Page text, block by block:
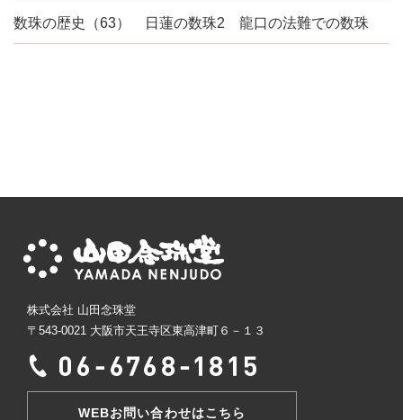
数珠の歴史（63） 日蓮の数珠2 龍口の法難での数珠
株式会社 山田念珠堂
〒543-0021 大阪市天王寺区東高津町６－１３
WEBお問い合わせはこちら